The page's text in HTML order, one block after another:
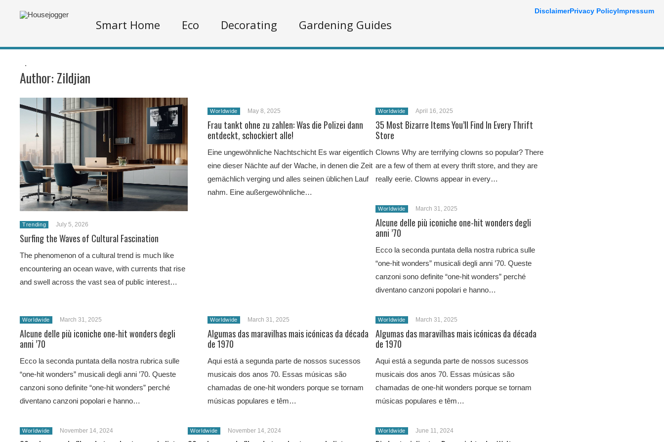
Smart Home Eco Decorating Gardening Guides
.
Author: Zildjian
Trending July 5, 2026
Surfing the Waves of Cultural Fascination
The phenomenon of a cultural trend is much like
encountering an ocean wave, with currents that rise
and swell across the vast sea of public interest…
Worldwide May 8, 2025
Frau tankt ohne zu zahlen: Was die Polizei dann
entdeckt, schockiert alle!
Eine ungewöhnliche Nachtschicht Es war eigentlich
eine dieser Nächte auf der Wache, in denen die Zeit
gemächlich verging und alles seinen üblichen Lauf
nahm. Eine außergewöhnliche…
Worldwide April 16, 2025
35 Most Bizarre Items You’ll Find In Every Thrift
Store
Clowns Why are terrifying clowns so popular? There
are a few of them at every thrift store, and they are
really eerie. Clowns appear in every…
Worldwide March 31, 2025
Alcune delle più iconiche one-hit wonders degli
anni ’70
Ecco la seconda puntata della nostra rubrica sulle
“one-hit wonders” musicali degli anni ’70. Queste
canzoni sono definite “one-hit wonders” perché
diventano canzoni popolari e hanno…
Worldwide March 31, 2025
Alcune delle più iconiche one-hit wonders degli
anni ’70
Ecco la seconda puntata della nostra rubrica sulle
“one-hit wonders” musicali degli anni ’70. Queste
canzoni sono definite “one-hit wonders” perché
diventano canzoni popolari e hanno…
Worldwide March 31, 2025
Algumas das maravilhas mais icónicas da década
de 1970
Aqui está a segunda parte de nossos sucessos
musicais dos anos 70. Essas músicas são
chamadas de one-hit wonders porque se tornam
músicas populares e têm…
Worldwide March 31, 2025
Algumas das maravilhas mais icónicas da década
de 1970
Aqui está a segunda parte de nossos sucessos
musicais dos anos 70. Essas músicas são
chamadas de one-hit wonders porque se tornam
músicas populares e têm…
Worldwide November 14, 2024 Worldwide November 14, 2024 Worldwide June 11, 2024
DisclaimerPrivacy PolicyImpressum